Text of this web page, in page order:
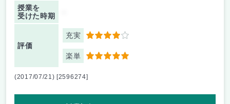
授業を
受けた時期
評価
充実 4
楽単 5
(2017/07/21) [2596274]